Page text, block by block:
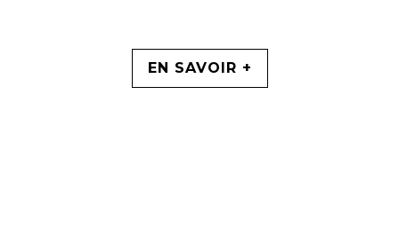
EN SAVOIR +